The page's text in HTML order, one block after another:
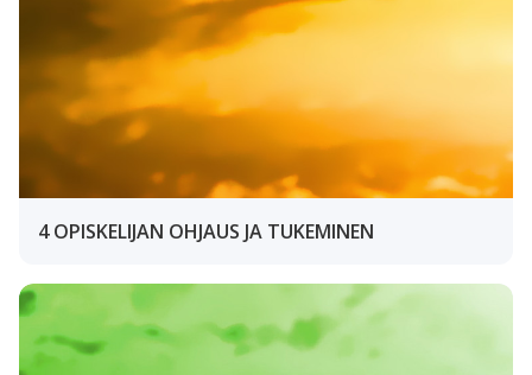
4 OPISKELIJAN OHJAUS JA TUKEMINEN